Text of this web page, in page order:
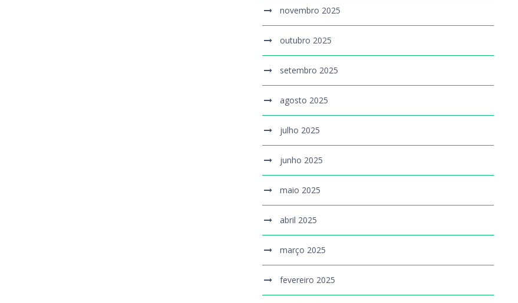
novembro 2025
outubro 2025
setembro 2025
agosto 2025
julho 2025
junho 2025
maio 2025
abril 2025
março 2025
fevereiro 2025